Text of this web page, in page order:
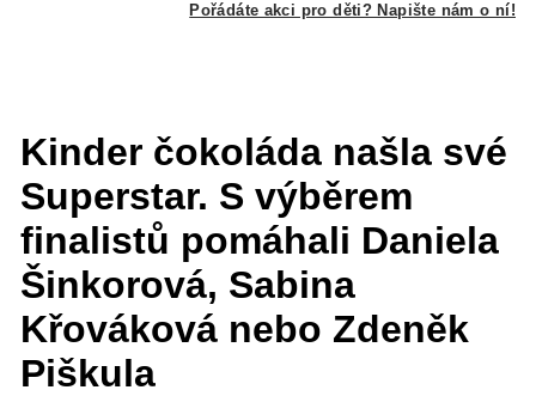
Pořádáte akci pro děti? Napište nám o ní!
Kinder čokoláda našla své
Superstar. S výběrem
finalistů pomáhali Daniela
Šinkorová, Sabina
Křováková nebo Zdeněk
Piškula